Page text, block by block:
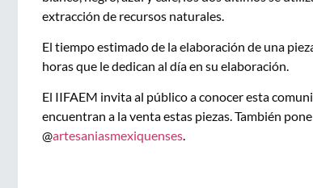
extracción de recursos naturales.
El tiempo estimado de la elaboración de una
horas que le dedican al día en su elaboración.
El IIFAEM invita al público a conocer esta
encuentran a la venta estas piezas. También
@artesaniasmexiquenses.